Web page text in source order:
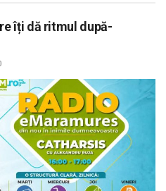
îți dă ritmul după-